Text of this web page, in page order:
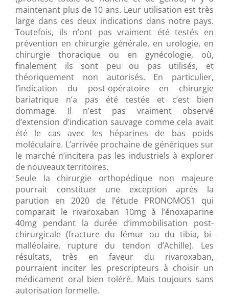
maintenant plus de 10 ans. Leur utilisation est très
large dans ces deux indications dans notre pays.
Toutefois, ils n’ont pas vraiment été testés en
prévention en chirurgie générale, en urologie, en
chirurgie thoracique ou en gynécologie, où,
finalement ils sont peu ou pas utilisés, et
théoriquement non autorisés. En particulier,
l’indication du post-opératoire en chirurgie
bariatrique n’a pas été testée et c’est bien
dommage. Il n’est pas vraiment observé
d’extension d’indication sauvage comme cela avait
été le cas avec les héparines de bas poids
moléculaire. L’arrivée prochaine de génériques sur
le marché n’incitera pas les industriels à explorer
de nouveaux territoires.
Seule la chirurgie orthopédique non majeure
pourrait constituer une exception après la
parution en 2020 de l’étude PRONOMOS1 qui
comparait le rivaroxaban 10mg à l’énoxaparine
40mg pendant la durée d’immobilisation post-
chirurgicale (fracture du fémur ou du tibia, bi-
malléolaire, rupture du tendon d’Achille). Les
résultats, très en faveur du rivaroxaban,
pourraient inciter les prescripteurs à choisir un
médicament oral bien toléré. Mais toujours sans
autorisation formelle.